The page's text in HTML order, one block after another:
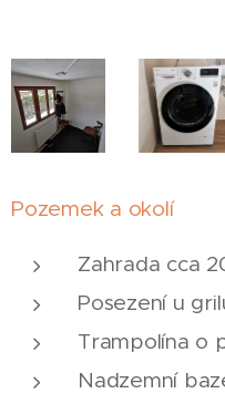
Pozemek a okolí
Zahrada cca
Posezení u
Trampolína o
Nadzemní